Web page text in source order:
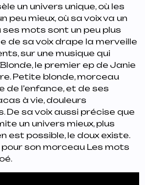
un univers unique, où les
peu mieux, où sa voix va un
ses mots sont un peu plus
de sa voix drape la merveille
sur une musique qui
, le premier ep de Janie
Petite blonde, morceau
de l’enfance, et de ses
à vie, douleurs
De sa voix aussi précise que
un univers mieux, plus
est possible, le doux existe.
son morceau Les mots